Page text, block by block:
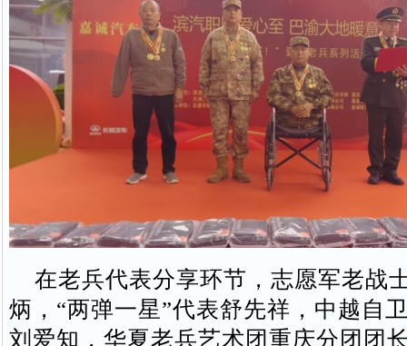
在老兵代表分享环节，志愿军老战
炳，“两弹一星”代表舒先祥，中越自
刘爱知，华夏老兵艺术团重庆分团团